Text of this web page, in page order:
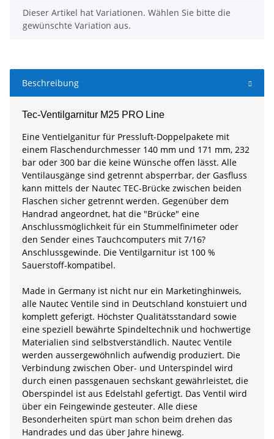
x
Dieser Artikel hat Variationen. Wählen Sie bitte die
gewünschte Variation aus.
Beschreibung
Tec-Ventilgarnitur M25 PRO Line
Eine Ventielganitur für Pressluft-Doppelpakete mit
einem Flaschendurchmesser 140 mm und 171 mm, 232
bar oder 300 bar die keine Wünsche offen lässt. Alle
Ventilausgänge sind getrennt absperrbar, der Gasfluss
kann mittels der Nautec TEC-Brücke zwischen beiden
Flaschen sicher getrennt werden. Gegenüber dem
Handrad angeordnet, hat die "Brücke" eine
Anschlussmöglichkeit für ein Stummelfinimeter oder
den Sender eines Tauchcomputers mit 7/16?
Anschlussgewinde. Die Ventilgarnitur ist 100 %
Sauerstoff-kompatibel.
Made in Germany ist nicht nur ein Marketinghinweis,
alle Nautec Ventile sind in Deutschland konstuiert und
komplett geferigt. Höchster Qualitätsstandard sowie
eine speziell bewährte Spindeltechnik und hochwertige
Materialien sind selbstverständlich. Nautec Ventile
werden aussergewöhnlich aufwendig produziert. Die
Verbindung zwischen Ober- und Unterspindel wird
durch einen passgenauen sechskant gewährleistet, die
Oberspindel ist aus Edelstahl gefertigt. Das Ventil wird
über ein Feingewinde gesteuter. Alle diese
Besonderheiten spürt man schon beim drehen das
Handrades und das über Jahre hinewg.